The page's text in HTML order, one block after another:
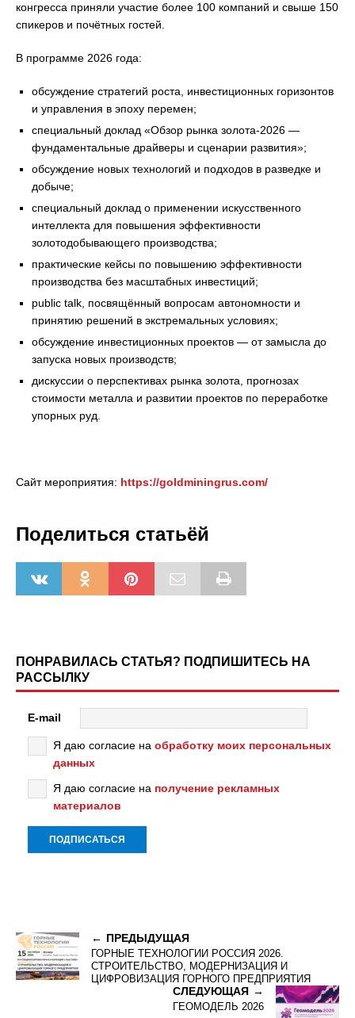
конгресса приняли участие более 100 компаний и свыше 150
спикеров и почётных гостей.
В программе 2026 года:
обсуждение стратегий роста, инвестиционных горизонтов
и управления в эпоху перемен;
специальный доклад «Обзор рынка золота-2026 —
фундаментальные драйверы и сценарии развития»;
обсуждение новых технологий и подходов в разведке и
добыче;
специальный доклад о применении искусственного
интеллекта для повышения эффективности
золотодобывающего производства;
практические кейсы по повышению эффективности
производства без масштабных инвестиций;
public talk, посвящённый вопросам автономности и
принятию решений в экстремальных условиях;
обсуждение инвестиционных проектов — от замысла до
запуска новых производств;
дискуссии о перспективах рынка золота, прогнозах
стоимости металла и развитии проектов по переработке
упорных руд.
Сайт мероприятия: https://goldminingrus.com/
Поделиться статьёй
ПОНРАВИЛАСЬ СТАТЬЯ? ПОДПИШИТЕСЬ НА
РАССЫЛКУ
E-mail
Я даю согласие на обработку моих персональных
данных
Я даю согласие на получение рекламных
материалов
ПРЕДЫДУЩАЯ
ГОРНЫЕ ТЕХНОЛОГИИ РОССИЯ 2026.
СТРОИТЕЛЬСТВО, МОДЕРНИЗАЦИЯ И
ЦИФРОВИЗАЦИЯ ГОРНОГО ПРЕДПРИЯТИЯ
СЛЕДУЮЩАЯ
ГЕОМОДЕЛЬ 2026